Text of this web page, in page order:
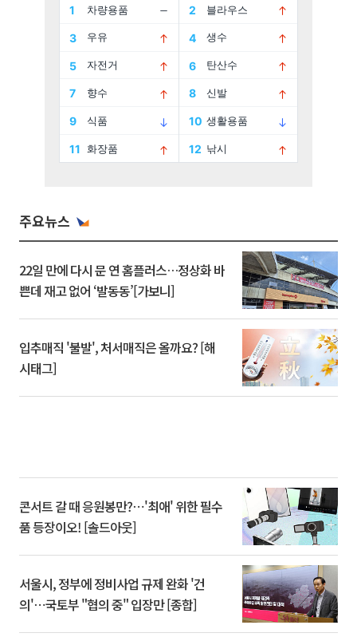
주요뉴스
22일 만에 다시 문 연 홈플러스…정상화 바
쁜데 재고 없어 ‘발동동’[가보니]
입추매직 '불발', 처서매직은 올까요? [해
시태그]
콘서트 갈 때 응원봉만?⋯'최애' 위한 필수
품 등장이오! [솔드아웃]
서울시, 정부에 정비사업 규제 완화 '건
의'⋯국토부 "협의 중" 입장만 [종합]